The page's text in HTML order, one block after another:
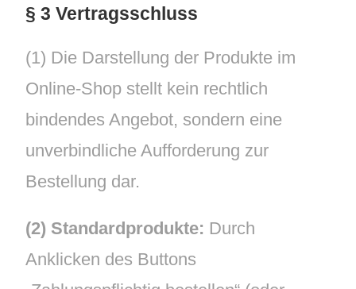
§ 3 Vertragsschluss
(1) Die Darstellung der Produkte im
Online-Shop stellt kein rechtlich
bindendes Angebot, sondern eine
unverbindliche Aufforderung zur
Bestellung dar.
(2) Standardprodukte: Durch
Anklicken des Buttons